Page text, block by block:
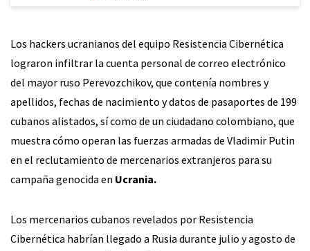
Los hackers ucranianos del equipo Resistencia Cibernética
lograron infiltrar la cuenta personal de correo electrónico
del mayor ruso Perevozchikov, que contenía nombres y
apellidos, fechas de nacimiento y datos de pasaportes de 199
cubanos alistados, sí como de un ciudadano colombiano, que
muestra cómo operan las fuerzas armadas de Vladimir Putin
en el reclutamiento de mercenarios extranjeros para su
campaña genocida en Ucrania.
Los mercenarios cubanos revelados por Resistencia
Cibernética habrían llegado a Rusia durante julio y agosto de